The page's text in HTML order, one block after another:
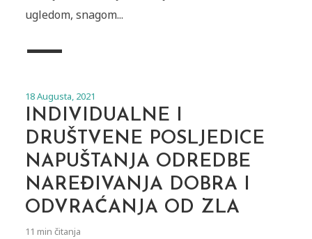
ugledom, snagom...
18 Augusta, 2021
INDIVIDUALNE I
DRUŠTVENE POSLJEDICE
NAPUŠTANJA ODREDBE
NAREĐIVANJA DOBRA I
ODVRAĆANJA OD ZLA
11 min čitanja